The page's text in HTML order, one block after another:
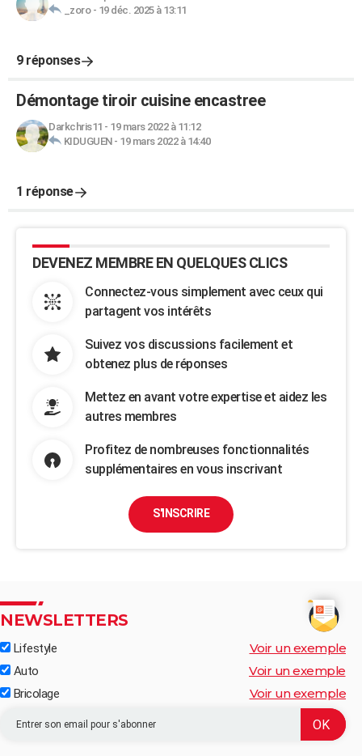
_zoro- 19 déc. 2025 à 13:11
9 réponses
Démontage tiroir cuisine encastree
Darkchris11 - 19 mars 2022 à 11:12
KIDUGUEN- 19 mars 2022 à 14:40
1 réponse
DEVENEZ MEMBRE EN QUELQUES CLICS
Connectez-vous simplement avec ceux qui
partagent vos intérêts
Suivez vos discussions facilement et
obtenez plus de réponses
Mettez en avant votre expertise et aidez les
autres membres
Profitez de nombreuses fonctionnalités
supplémentaires en vous inscrivant
S'INSCRIRE
NEWSLETTERS
Lifestyle Voir un exemple
Auto Voir un exemple
Bricolage Voir un exemple